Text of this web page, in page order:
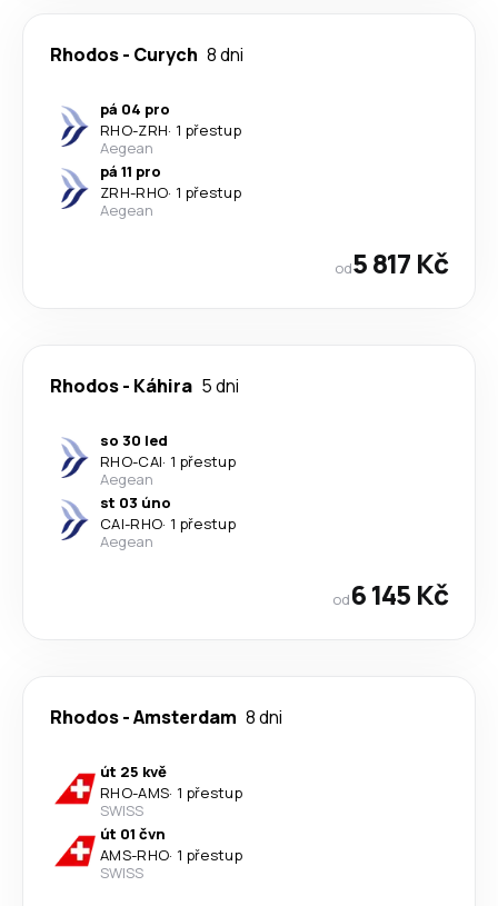
Rhodos- Curych 8 dni
pá 04 pro
RHO-ZRH· 1 přestup
Aegean
pá 11 pro
ZRH-RHO· 1 přestup
Aegean
od5 817 Kč
Rhodos- Káhira 5 dni
so 30 led
RHO-CAI· 1 přestup
Aegean
st 03 úno
CAI-RHO· 1 přestup
Aegean
od6 145 Kč
Rhodos-Amsterdam 8 dni
út 25 kvě
RHO-AMS· 1 přestup
SWISS
út 01 čvn
AMS-RHO· 1 přestup
SWISS